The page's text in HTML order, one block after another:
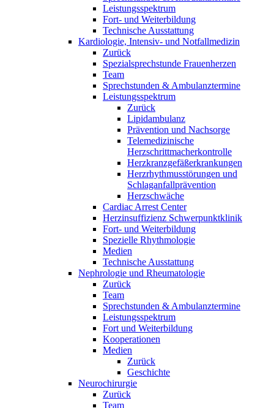
Leistungsspektrum
Fort- und Weiterbildung
Technische Ausstattung
Kardiologie, Intensiv- und Notfallmedizin
Zurück
Spezialsprechstunde Frauenherzen
Team
Sprechstunden & Ambulanztermine
Leistungsspektrum
Zurück
Lipidambulanz
Prävention und Nachsorge
Telemedizinische
Herzschrittmacherkontrolle
Herzkranzgefäßerkrankungen
Herzrhythmusstörungen und
Schlaganfallprävention
Herzschwäche
Cardiac Arrest Center
Herzinsuffizienz Schwerpunktklinik
Fort- und Weiterbildung
Spezielle Rhythmologie
Medien
Technische Ausstattung
Nephrologie und Rheumatologie
Zurück
Team
Sprechstunden & Ambulanztermine
Leistungsspektrum
Fort und Weiterbildung
Kooperationen
Medien
Zurück
Geschichte
Neurochirurgie
Zurück
Team